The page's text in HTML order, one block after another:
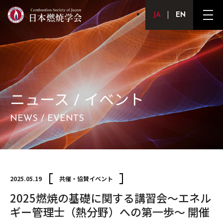
JapaneseEnglishメ
ュ
ー
ボ
ニュース / イベント
NEWS / EVENTS
2025.05.19 共催・協賛イベント
2025燃焼の基礎に関する講習会〜エネル
ギー管理士（熱分野）への第一歩〜 開催